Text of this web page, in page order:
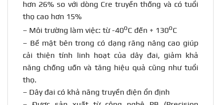
hơn 26% so với dòng Cre truyền thống và có tuổi
thọ cao hơn 15%
– Môi trường làm việc: từ -40oC đến + 130oC
– Bề mặt bên trong có dạng răng nâng cao giúp
cải thiện tính linh hoạt của dây đai, giảm khả
năng chống uốn và tăng hiệu quả cũng như tuổi
thọ.
– Dây đai có khả năng truyền điện ổn định